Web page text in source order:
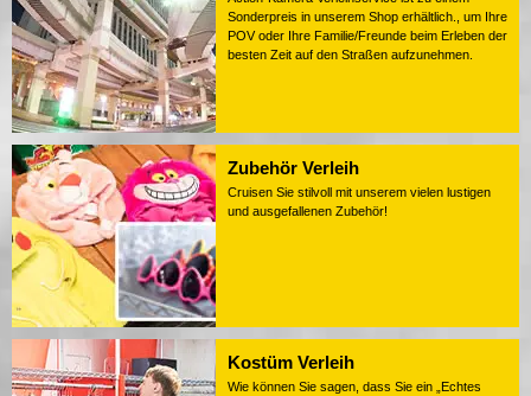
Sonderpreis in unserem Shop erhältlich., um Ihre
POV oder Ihre Familie/Freunde beim Erleben der
besten Zeit auf den Straßen aufzunehmen.
Zubehör Verleih
Cruisen Sie stilvoll mit unserem vielen lustigen
und ausgefallenen Zubehör!
Kostüm Verleih
Wie können Sie sagen, dass Sie ein „Echtes